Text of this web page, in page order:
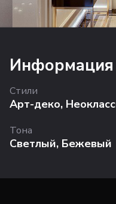
Информация
Стили
Арт-деко,
Тона
Светлый, Бежевый